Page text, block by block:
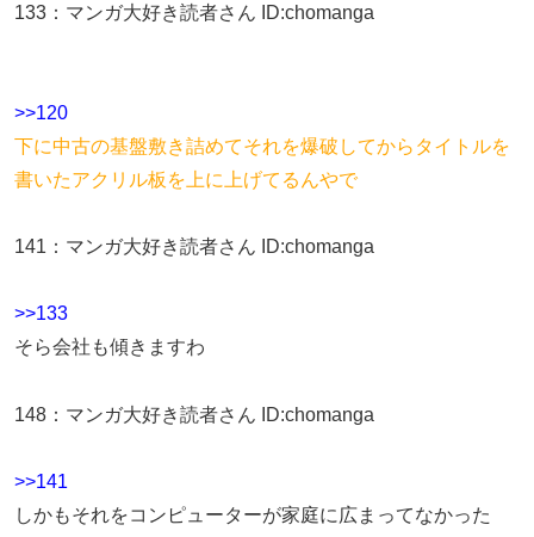
133 ： マンガ大好き読者さん ID:chomanga
>>120
下に中古の基盤敷き詰めてそれを爆破してからタイトルを
書いたアクリル板を上に上げてるんやで
141 ： マンガ大好き読者さん ID:chomanga
>>133
そら会社も傾きますわ
148 ： マンガ大好き読者さん ID:chomanga
>>141
しかもそれをコンピューターが家庭に広まってなかった